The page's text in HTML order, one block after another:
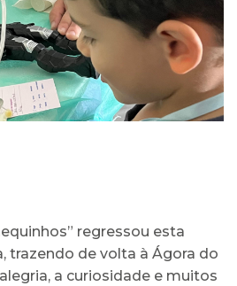
regressou esta
trazendo de volta à Ágora do
a curiosidade e muitos